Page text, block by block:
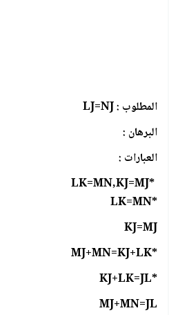
المطلوب : LJ=NJ
البرهان :
العبارات :
*LK=MN,KJ=MJ
*LK=MN
KJ=MJ
*MJ+MN=KJ+LK
*KJ+LK=JL
MJ+MN=JL